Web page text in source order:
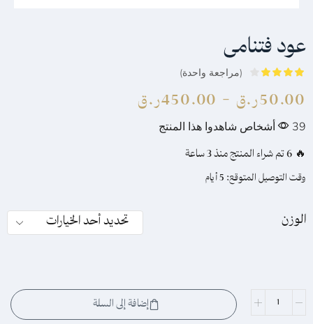
عود فتنامى
(مراجعة واحدة)
50.00ر.ق –
450.00ر.ق
39 أشخاص شاهدوا هذا المنتج
🔥 6 تم شراء المنتج منذ 3 ساعة
وقت التوصيل المتوقع: 5 أيام
الوزن
إضافة إلى السلة